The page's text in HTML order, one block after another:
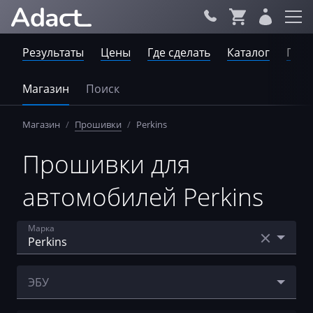
Результаты Цены Где сделать Каталог
Магазин Поиск
Магазин / Прошивки / Perkins
Прошивки для
автомобилей Perkins
Марка
ЭБУ